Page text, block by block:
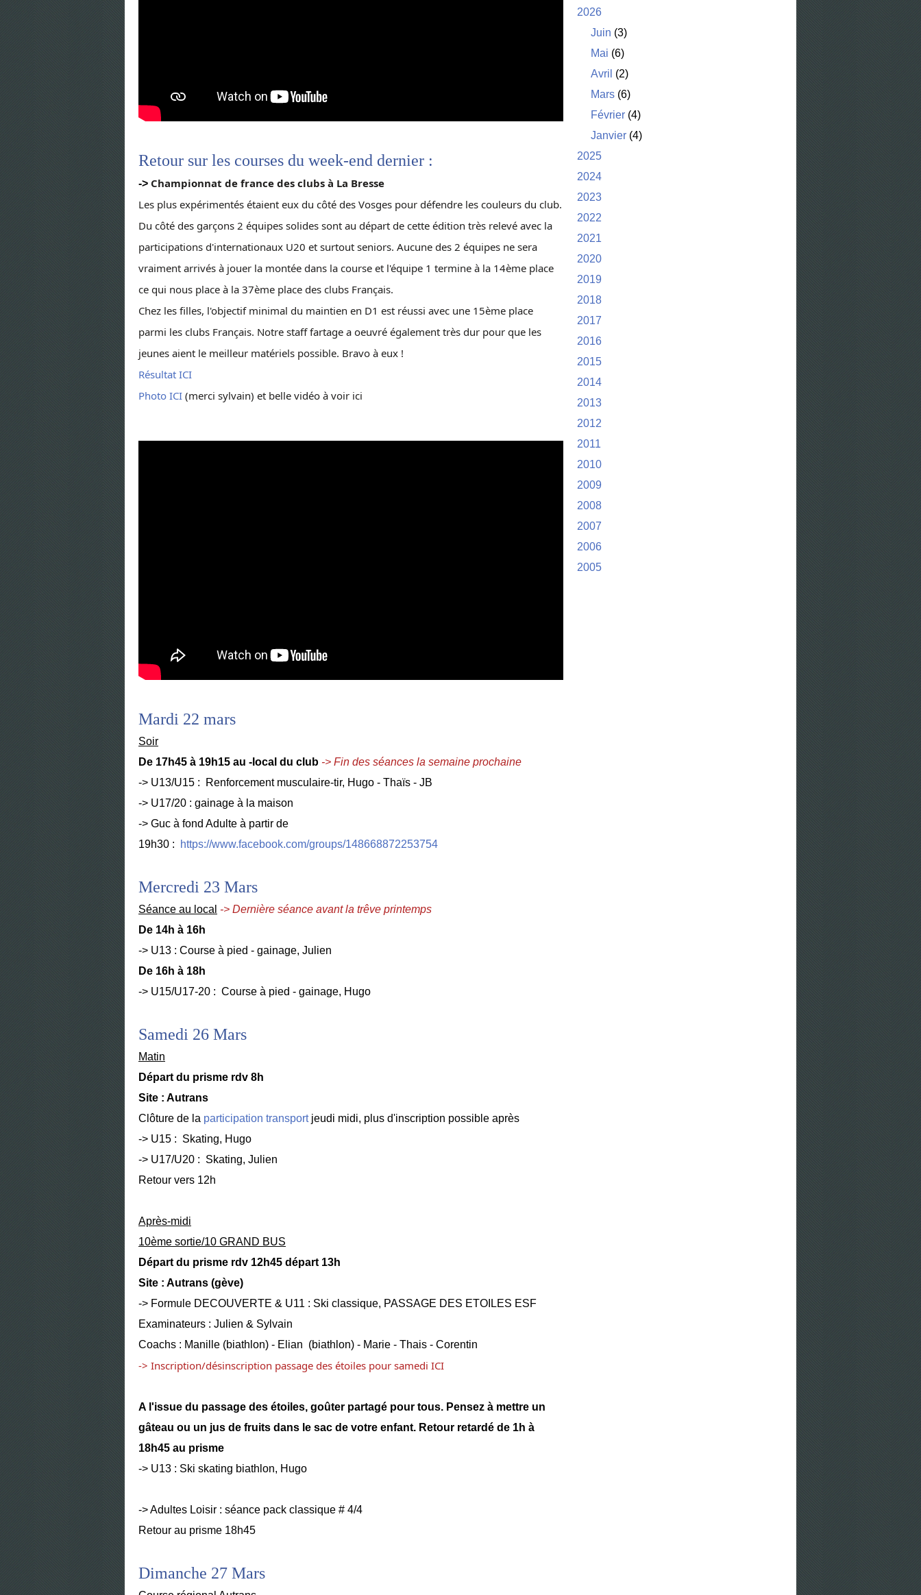
Retour sur les courses du week-end dernier :
-> Championnat de france des clubs à La Bresse
Les plus expérimentés étaient eux du côté des Vosges pour défendre les couleurs du club.
Du côté des garçons 2 équipes solides sont au départ de cette édition très relevé avec la
participations d'internationaux U20 et surtout seniors. Aucune des 2 équipes ne sera
vraiment arrivés à jouer la montée dans la course et l'équipe 1 termine à la 14ème place
ce qui nous place à la 37ème place des clubs Français.
Chez les filles, l'objectif minimal du maintien en D1 est réussi avec une 15ème place
parmi les clubs Français. Notre staff fartage a oeuvré également très dur pour que les
jeunes aient le meilleur matériels possible. Bravo à eux !
Résultat ICI
Photo ICI (merci sylvain) et belle vidéo à voir ici
Mardi 22 mars
Soir
De 17h45 à 19h15 au -local du club -> Fin des séances la semaine prochaine
-> U13/U15 : Renforcement musculaire-tir, Hugo - Thaïs - JB
-> U17/20 : gainage à la maison
-> Guc à fond Adulte à partir de
19h30 :
https://www.facebook.com/groups/148668872253754
Mercredi 23 Mars
Séance au local -> Dernière séance avant la trêve printemps
De 14h à 16h
-> U13 : Course à pied - gainage, Julien
De 16h à 18h
-> U15/U17-20 : Course à pied - gainage, Hugo
Samedi 26 Mars
Matin
Départ du prisme rdv 8h
Site : Autrans
Clôture de la participation transportjeudi midi, plus d'inscription possible après
-> U15 : Skating, Hugo
-> U17/U20 : Skating, Julien
Retour vers 12h
Après-midi
10ème sortie/10 GRAND BUS
Départ du prisme rdv 12h45 départ 13h
Site : Autrans (gève)
-> Formule DECOUVERTE & U11 : Ski classique, PASSAGE DES ETOILES ESF
Examinateurs : Julien & Sylvain
Coachs : Manille (biathlon) - Elian (biathlon) - Marie - Thais - Corentin
-> Inscription/désinscription passage des étoiles pour samedi ICI
A l'issue du passage des étoiles, goûter partagé pour tous. Pensez à mettre un
gâteau ou un jus de fruits dans le sac de votre enfant. Retour retardé de 1h à
18h45 au prisme
-> U13 : Ski skating biathlon, Hugo
-> Adultes Loisir : séance pack classique # 4/4
Retour au prisme 18h45
Dimanche 27 Mars
2026
Juin (3)
Mai (6)
Avril (2)
Mars (6)
Février (4)
Janvier (4)
2025
2024
2023
2022
2021
2020
2019
2018
2017
2016
2015
2014
2013
2012
2011
2010
2009
2008
2007
2006
2005